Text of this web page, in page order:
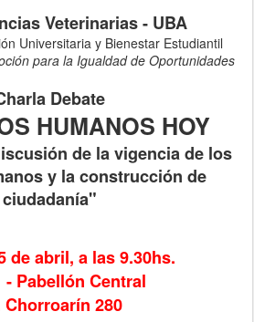
Veterinarias - UBA
Universitaria y Bienestar Estudiantil
para la Igualdad de Oportunidades
Debate
HUMANOS HOY
de la vigencia de los
y la construcción de
ciudadanía"
de abril, a las 9.30hs.
- Pabellón Central
Chorroarín 280